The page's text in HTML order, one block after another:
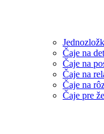
Čaje na
Čaje na
Čaje na
Čaje na
Čaje pre